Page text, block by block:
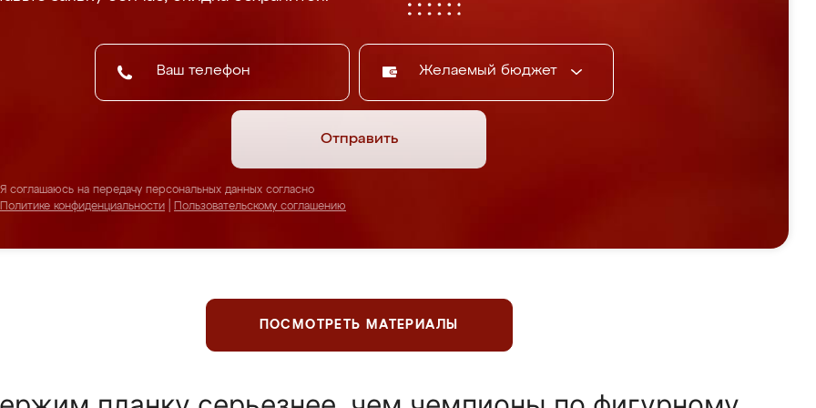
Желаемый бюджет
Отправить
Я соглашаюсь на передачу персональных данных согласно
Политике конфиденциальности
Пользовательскому соглашению
ПОСМОТРЕТЬ МАТЕРИАЛЫ